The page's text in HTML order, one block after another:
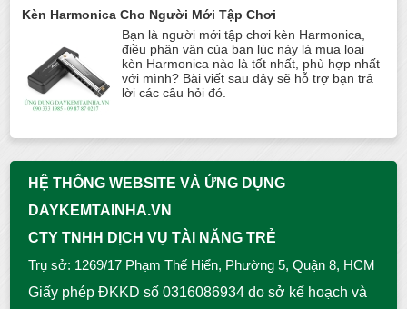
Kèn Harmonica Cho Người Mới Tập Chơi
Bạn là người mới tập chơi kèn Harmonica,
điều phân vân của bạn lúc này là mua loại
kèn Harmonica nào là tốt nhất, phù hợp nhất
với mình? Bài viết sau đây sẽ hỗ trợ bạn trả
lời các câu hỏi đó.
HỆ THỐNG WEBSITE VÀ ỨNG DỤNG
DAYKEMTAINHA.VN
CTY TNHH DỊCH VỤ TÀI NĂNG TRẺ
Trụ sở: 1269/17 Phạm Thế Hiển, Phường 5, Quận 8, HCM
Giấy phép ĐKKD số 0316086934 do sở kế hoạch và